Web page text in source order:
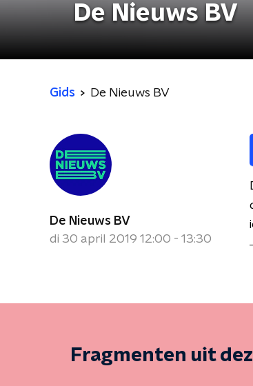
De Nieuws BV
Gids De Nieuws BV
De Nieuws BV
di 30 april 2019 12:00 - 13:30
Fragmenten uit